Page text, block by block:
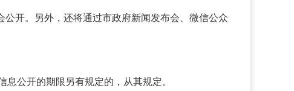
开。另外，还将通过市政府新闻发布会、微信公众
公开的期限另有规定的，从其规定。